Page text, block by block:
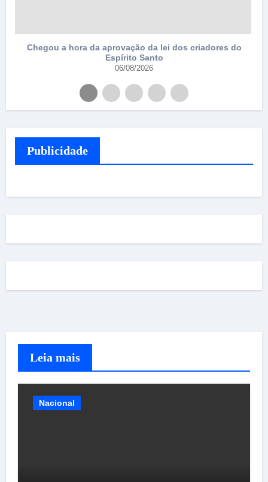
Chegou a hora da aprovação da lei dos criadores do
Espírito Santo
06/08/2026
Publicidade
Leia mais
Nacional